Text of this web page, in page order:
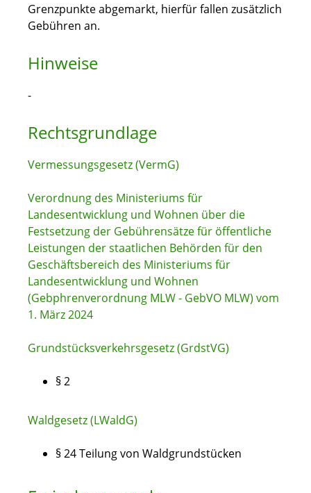
Grenzpunkte abgemarkt, hierfür fallen zusätzlich
Gebühren an.
Hinweise
-
Rechtsgrundlage
Vermessungsgesetz (VermG)
Verordnung des Ministeriums für
Landesentwicklung und Wohnen über die
Festsetzung der Gebührensätze für öffentliche
Leistungen der staatlichen Behörden für den
Geschäftsbereich des Ministeriums für
Landesentwicklung und Wohnen
(Gebphrenverordnung MLW - GebVO MLW) vom
1. März 2024
Grundstücksverkehrsgesetz (GrdstVG)
§ 2
Waldgesetz (LWaldG)
§ 24Teilung von Waldgrundstücken